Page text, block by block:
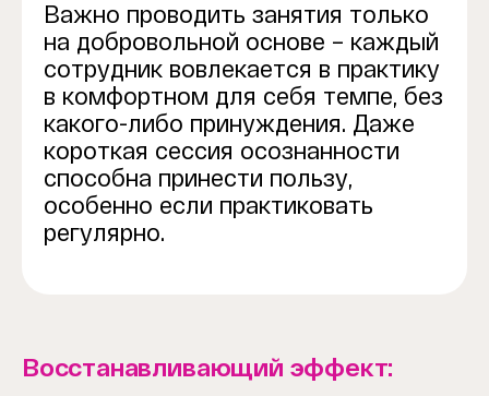
Важно проводить занятия только
на добровольной основе – каждый
сотрудник вовлекается в практику
в комфортном для себя темпе, без
какого-либо принуждения. Даже
короткая сессия осознанности
способна принести пользу,
особенно если практиковать
регулярно.
Восстанавливающий эффект: